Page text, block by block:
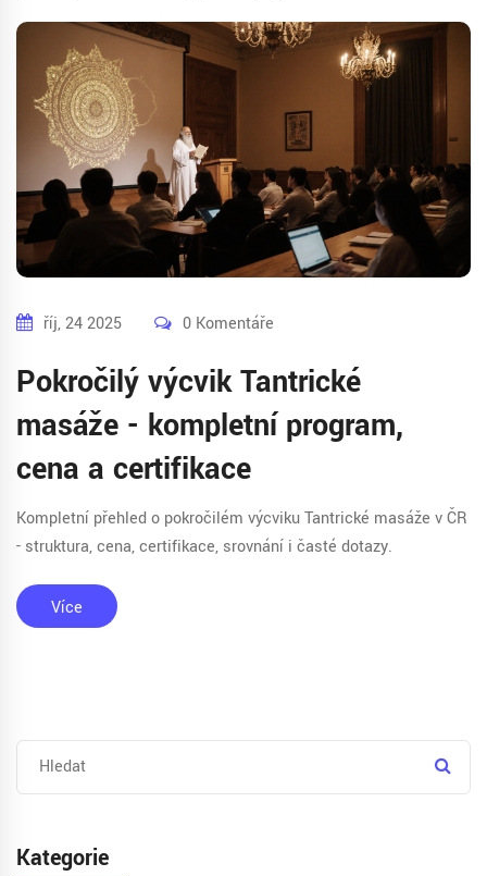
říj, 24 2025 0 Komentáře
Pokročilý výcvik Tantrické
masáže - kompletní program,
cena a certifikace
Kompletní přehled o pokročilém výcviku Tantrické masáže v ČR
- struktura, cena, certifikace, srovnání i časté dotazy.
Více
Kategorie